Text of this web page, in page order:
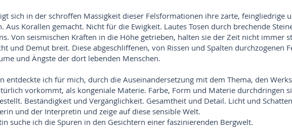
sich in der schroffen Massigkeit dieser Felsformationen ihre zarte, feingliedrige
Aus Korallen gemacht. Nicht für die Ewigkeit. Lautes Tosen durch brechende
Von seismischen Kräften in die Höhe getrieben, halten sie der Zeit nicht immer
und Demut breit. Diese abgeschliffenen, von Rissen und Spalten durchzogenen
und Ängste der dort lebenden Menschen.
entdeckte ich für mich, durch die Auseinandersetzung mit dem Thema, den
vorkommt, als kongeniale Materie. Farbe, Form und Materie durchdringen
Beständigkeit und Vergänglichkeit. Gesamtheit und Detail. Licht und
und der Interpretin und zeige auf diese sensible Welt.
suche ich die Spuren in den Gesichtern einer faszinierenden Bergwelt.